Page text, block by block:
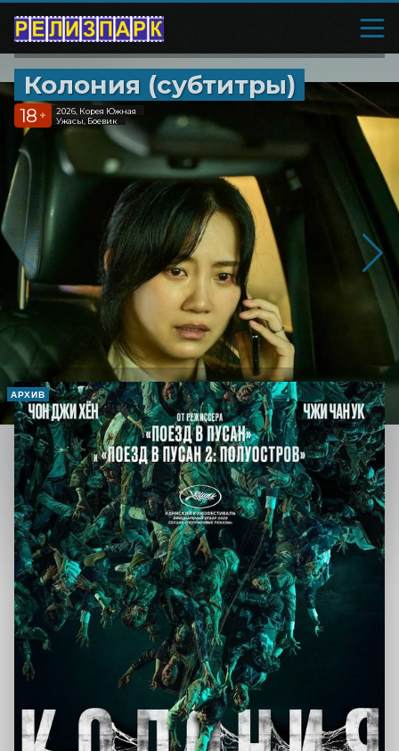
Колония (субтитры)
18 +
2026, Корея Южная
Ужасы, Боевик
АРХИВ